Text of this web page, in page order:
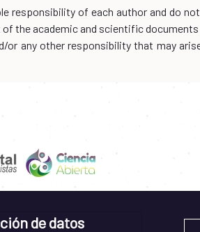
responsibility of each author and do
the academic and scientific documents
any other responsibility that may
de datos